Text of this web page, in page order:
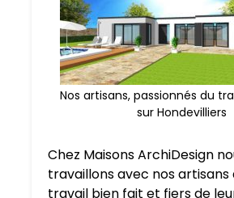
Nos artisans, passionnés du
sur Hondevilliers
Chez Maisons ArchiDesign
travaillons avec nos artisans
travail bien fait et fiers de